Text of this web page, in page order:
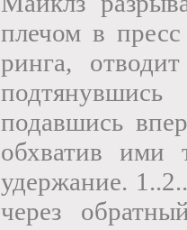
плечом в
ринга,
подавшись
обхватив ими
удержание.
через